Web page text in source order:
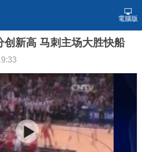
電腦版
新高 马刺主场大胜快船